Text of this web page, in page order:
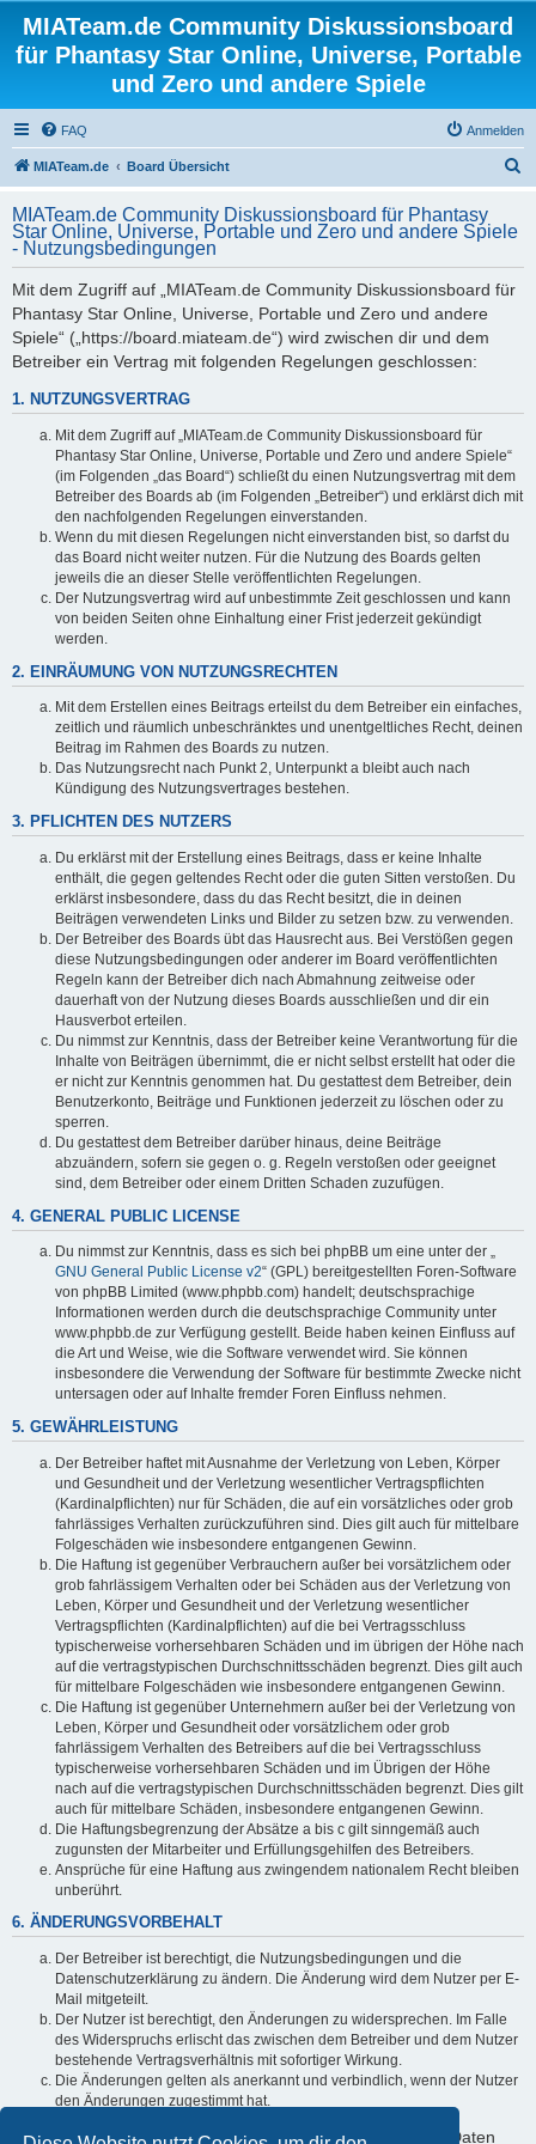
MIATeam.de Community Diskussionsboard
für Phantasy Star Online, Universe, Portable
und Zero und andere Spiele
FAQ Anmelden
MIATeam.de Board Übersicht
MIATeam.de Community Diskussionsboard für Phantasy
Star Online, Universe, Portable und Zero und andere Spiele
- Nutzungsbedingungen
Mit dem Zugriff auf „MIATeam.de Community Diskussionsboard für
Phantasy Star Online, Universe, Portable und Zero und andere
Spiele“ („https://board.miateam.de“) wird zwischen dir und dem
Betreiber ein Vertrag mit folgenden Regelungen geschlossen:
1. NUTZUNGSVERTRAG
Mit dem Zugriff auf „MIATeam.de Community Diskussionsboard für
Phantasy Star Online, Universe, Portable und Zero und andere Spiele“
(im Folgenden „das Board“) schließt du einen Nutzungsvertrag mit dem
Betreiber des Boards ab (im Folgenden „Betreiber“) und erklärst dich mit
den nachfolgenden Regelungen einverstanden.
Wenn du mit diesen Regelungen nicht einverstanden bist, so darfst du
das Board nicht weiter nutzen. Für die Nutzung des Boards gelten
jeweils die an dieser Stelle veröffentlichten Regelungen.
Der Nutzungsvertrag wird auf unbestimmte Zeit geschlossen und kann
von beiden Seiten ohne Einhaltung einer Frist jederzeit gekündigt
werden.
2. EINRÄUMUNG VON NUTZUNGSRECHTEN
Mit dem Erstellen eines Beitrags erteilst du dem Betreiber ein einfaches,
zeitlich und räumlich unbeschränktes und unentgeltliches Recht, deinen
Beitrag im Rahmen des Boards zu nutzen.
Das Nutzungsrecht nach Punkt 2, Unterpunkt a bleibt auch nach
Kündigung des Nutzungsvertrages bestehen.
3. PFLICHTEN DES NUTZERS
Du erklärst mit der Erstellung eines Beitrags, dass er keine Inhalte
enthält, die gegen geltendes Recht oder die guten Sitten verstoßen. Du
erklärst insbesondere, dass du das Recht besitzt, die in deinen
Beiträgen verwendeten Links und Bilder zu setzen bzw. zu verwenden.
Der Betreiber des Boards übt das Hausrecht aus. Bei Verstößen gegen
diese Nutzungsbedingungen oder anderer im Board veröffentlichten
Regeln kann der Betreiber dich nach Abmahnung zeitweise oder
dauerhaft von der Nutzung dieses Boards ausschließen und dir ein
Hausverbot erteilen.
Du nimmst zur Kenntnis, dass der Betreiber keine Verantwortung für die
Inhalte von Beiträgen übernimmt, die er nicht selbst erstellt hat oder die
er nicht zur Kenntnis genommen hat. Du gestattest dem Betreiber, dein
Benutzerkonto, Beiträge und Funktionen jederzeit zu löschen oder zu
sperren.
Du gestattest dem Betreiber darüber hinaus, deine Beiträge
abzuändern, sofern sie gegen o. g. Regeln verstoßen oder geeignet
sind, dem Betreiber oder einem Dritten Schaden zuzufügen.
4. GENERAL PUBLIC LICENSE
Du nimmst zur Kenntnis, dass es sich bei phpBB um eine unter der „
GNU General Public License v2“ (GPL) bereitgestellten Foren-Software
von phpBB Limited (www.phpbb.com) handelt; deutschsprachige
Informationen werden durch die deutschsprachige Community unter
www.phpbb.de zur Verfügung gestellt. Beide haben keinen Einfluss auf
die Art und Weise, wie die Software verwendet wird. Sie können
insbesondere die Verwendung der Software für bestimmte Zwecke nicht
untersagen oder auf Inhalte fremder Foren Einfluss nehmen.
5. GEWÄHRLEISTUNG
Der Betreiber haftet mit Ausnahme der Verletzung von Leben, Körper
und Gesundheit und der Verletzung wesentlicher Vertragspflichten
(Kardinalpflichten) nur für Schäden, die auf ein vorsätzliches oder grob
fahrlässiges Verhalten zurückzuführen sind. Dies gilt auch für mittelbare
Folgeschäden wie insbesondere entgangenen Gewinn.
Die Haftung ist gegenüber Verbrauchern außer bei vorsätzlichem oder
grob fahrlässigem Verhalten oder bei Schäden aus der Verletzung von
Leben, Körper und Gesundheit und der Verletzung wesentlicher
Vertragspflichten (Kardinalpflichten) auf die bei Vertragsschluss
typischerweise vorhersehbaren Schäden und im übrigen der Höhe nach
auf die vertragstypischen Durchschnittsschäden begrenzt. Dies gilt auch
für mittelbare Folgeschäden wie insbesondere entgangenen Gewinn.
Die Haftung ist gegenüber Unternehmern außer bei der Verletzung von
Leben, Körper und Gesundheit oder vorsätzlichem oder grob
fahrlässigem Verhalten des Betreibers auf die bei Vertragsschluss
typischerweise vorhersehbaren Schäden und im Übrigen der Höhe
nach auf die vertragstypischen Durchschnittsschäden begrenzt. Dies gilt
auch für mittelbare Schäden, insbesondere entgangenen Gewinn.
Die Haftungsbegrenzung der Absätze a bis c gilt sinngemäß auch
zugunsten der Mitarbeiter und Erfüllungsgehilfen des Betreibers.
Ansprüche für eine Haftung aus zwingendem nationalem Recht bleiben
unberührt.
6. ÄNDERUNGSVORBEHALT
Der Betreiber ist berechtigt, die Nutzungsbedingungen und die
Datenschutzerklärung zu ändern. Die Änderung wird dem Nutzer per E-
Mail mitgeteilt.
Der Nutzer ist berechtigt, den Änderungen zu widersprechen. Im Falle
des Widerspruchs erlischt das zwischen dem Betreiber und dem Nutzer
bestehende Vertragsverhältnis mit sofortiger Wirkung.
Die Änderungen gelten als anerkannt und verbindlich, wenn der Nutzer
den Änderungen zugestimmt hat.
Informationen über den Umgang mit deinen persönlichen Daten